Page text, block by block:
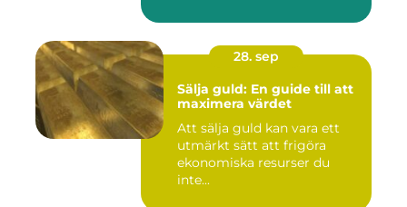
28. sep
Sälja guld: En guide till att
maximera värdet
Att sälja guld kan vara ett
utmärkt sätt att frigöra
ekonomiska resurser du
inte...